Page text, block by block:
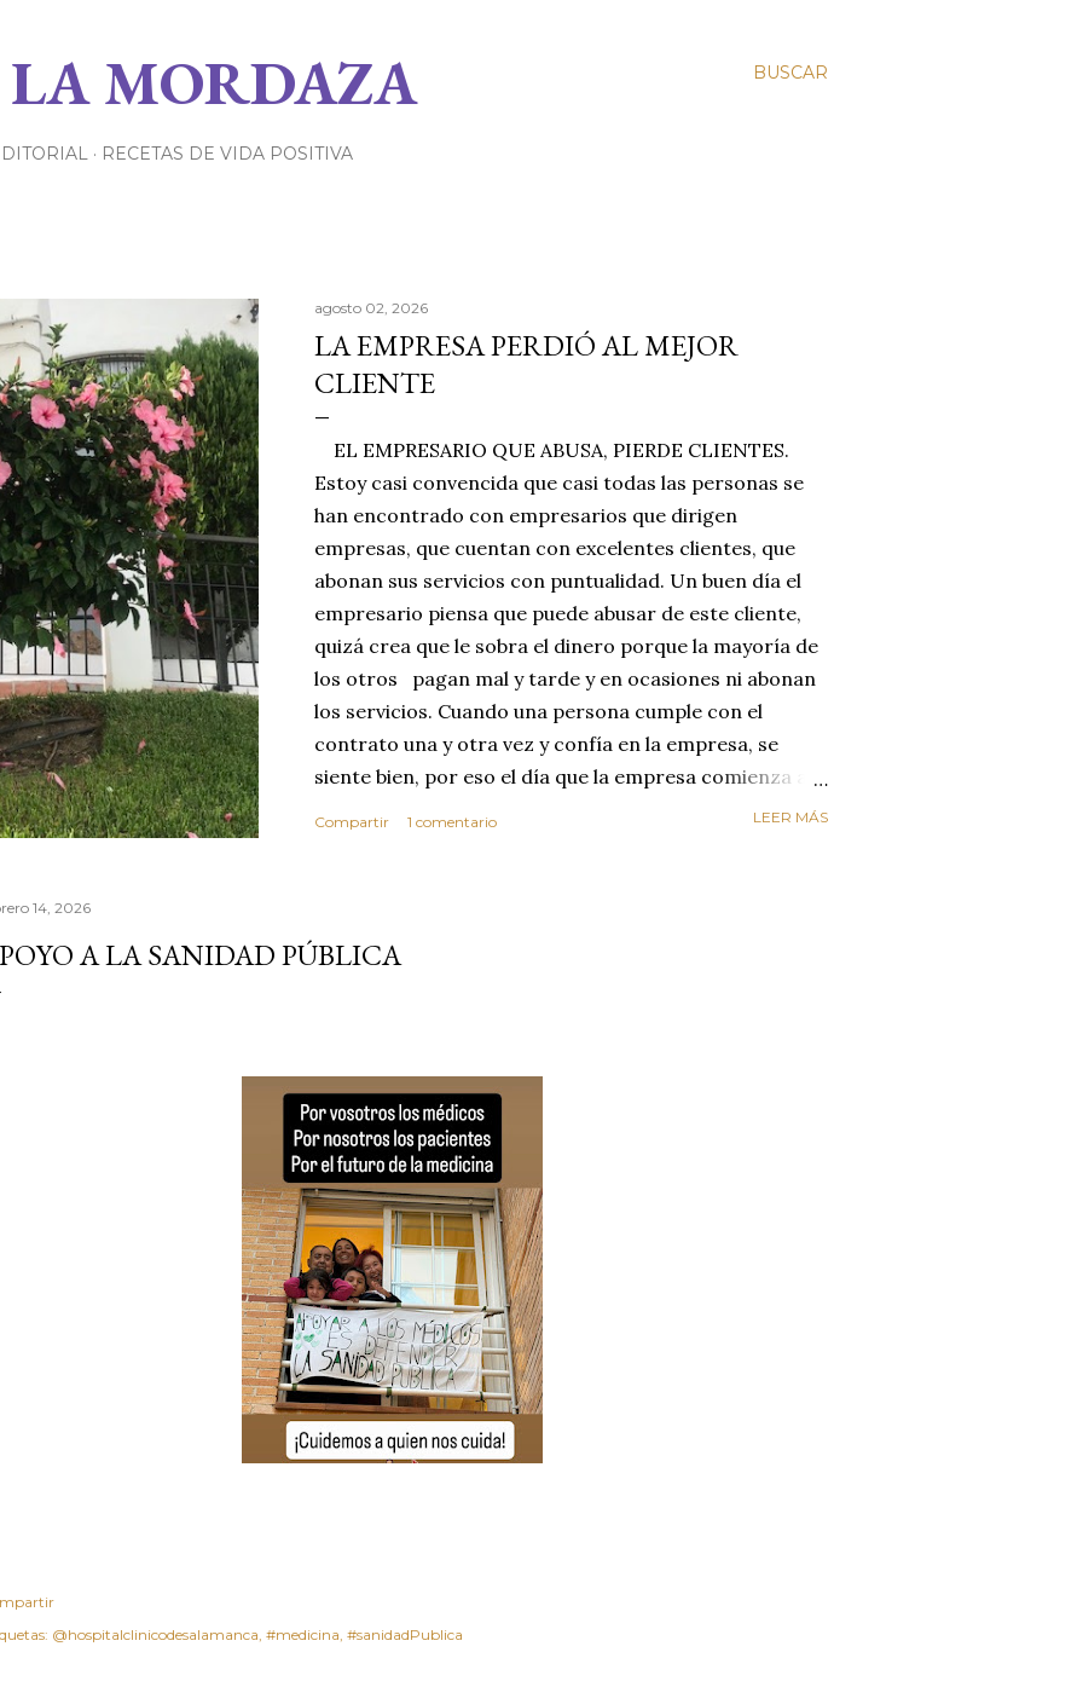
BUSCAR
MORDAZA
RECETAS DE VIDA POSITIVA
agosto 02, 2026
LA EMPRESA PERDIÓ AL MEJOR
CLIENTE
EL EMPRESARIO QUE ABUSA, PIERDE CLIENTES.
Estoy casi convencida que casi todas las personas se
han encontrado con empresarios que dirigen
empresas, que cuentan con excelentes clientes, que
abonan sus servicios con puntualidad. Un buen día el
empresario piensa que puede abusar de este cliente,
quizá crea que le sobra el dinero porque la mayoría de
los otros pagan mal y tarde y en ocasiones ni abonan
los servicios. Cuando una persona cumple con el
contrato una y otra vez y confía en la empresa, se
siente bien, por eso el día que la empresa comienza a
MEJOR CLIENTE. Estas circunstancias nos hacen
reflexionar sobre los valores de honestidad y
dond...
Compartir 1 comentario LEER MÁS
14, 2026
A LA SANIDAD PÚBLICA
@hospitalclinicodesalamanca #medicina #sanidadPublica